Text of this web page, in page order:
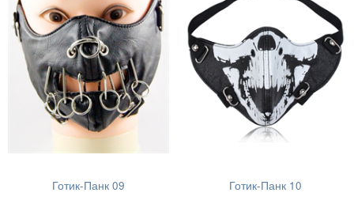
Готик-Панк 09 Готик-Панк 10